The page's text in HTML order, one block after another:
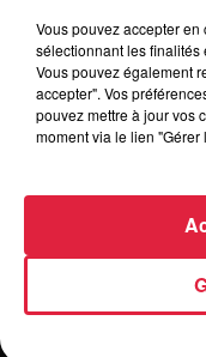
Tarif
Vous pouvez accepter en
sélectionnant les finalités
Vous pouvez également
accepter". Vos
pouvez mettre à jour vos
moment via le lien